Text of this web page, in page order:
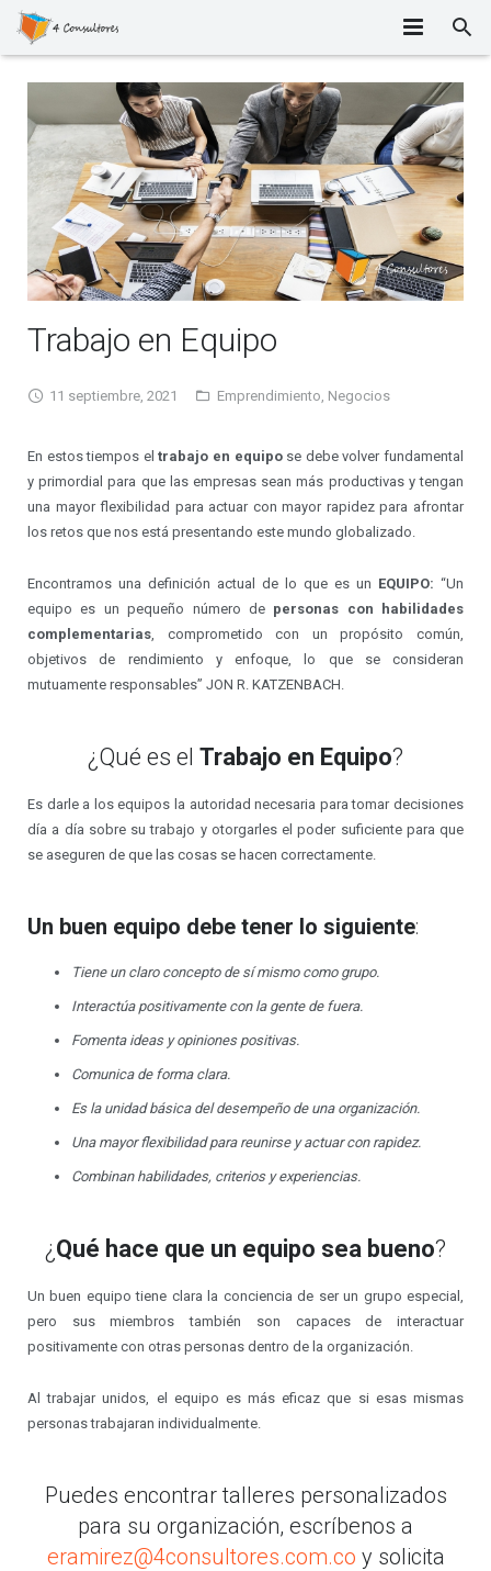
INICIO
NOSOTROS
PORTAFOLIO DE SERVICIOS
TALLERES
BLOG
FORO
Trabajo en Equipo
11 septiembre, 2021 Emprendimiento, Negocios
En estos tiempos eltrabajo en equipose debe volver fundamental
y primordial para que las empresas sean más productivas y tengan
una mayor flexibilidad para actuar con mayor rapidez para afrontar
los retos que nos está presentando este mundo globalizado.
Encontramos una definición actual de lo que es un EQUIPO: “Un
equipo es un pequeño número de personas con habilidades
complementarias, comprometido con un propósito común,
objetivos de rendimiento y enfoque, lo que se consideran
mutuamente responsables” JON R. KATZENBACH.
¿Qué es el Trabajo en Equipo?
Es darle a los equipos la autoridad necesaria para tomar decisiones
día a día sobre su trabajo y otorgarles el poder suficiente para que
se aseguren de que las cosas se hacen correctamente.
Un buen equipo debe tener lo siguiente:
Tiene un claro concepto de sí mismo como grupo.
Interactúa positivamente con la gente de fuera.
Fomenta ideas y opiniones positivas.
Comunica de forma clara.
Es la unidad básica del desempeño de una organización.
Una mayor flexibilidad para reunirse y actuar con rapidez.
Combinan habilidades, criterios y experiencias.
¿ Qué hace que un equipo sea bueno?
Un buen equipo tiene clara la conciencia de ser un grupo especial,
pero sus miembros también son capaces de interactuar
positivamente con otras personas dentro de la organización.
Al trabajar unidos, el equipo es más eficaz que si esas mismas
personas trabajaran individualmente.
Puedes encontrar talleres personalizados
para su organización, escríbenos a
eramirez@4consultores.com.co y solicita